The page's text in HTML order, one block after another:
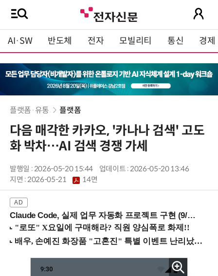
AI·SW 반도체 전자 모빌리티 통신 경제
플랫폼·유통 플랫폼
다음 매각한 카카오, '카나나 검색' 고도
화 박차…AI 검색 경쟁 가세
발행일 : 2026-05-20 15:44
업데이트 : 2026-05-20 13:46
지면 :2026-05-21 14면
Claude Code, 실제 업무 자동화 프로젝트 구현 (9/16 ~17 강남역)